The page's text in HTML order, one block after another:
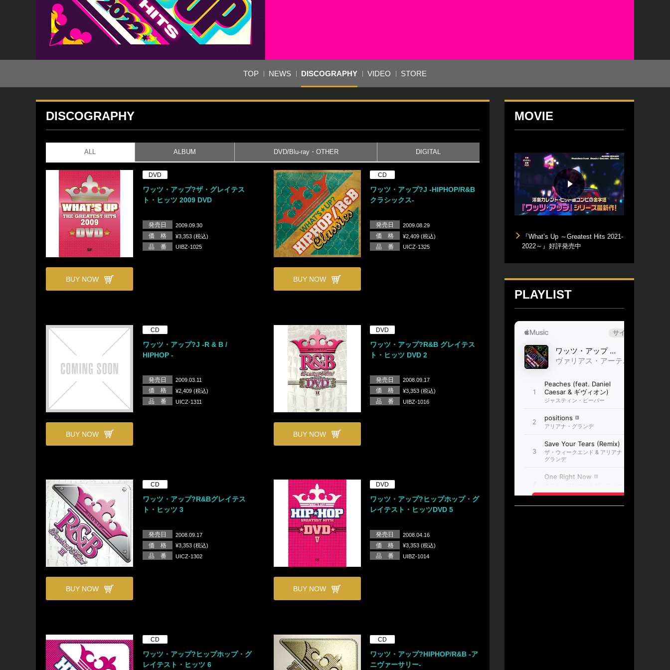
TOP NEWS DISCOGRAPHY VIDEO STORE
DISCOGRAPHY
ALL ALBUM DVD/Blu-ray・OTHER DIGITAL
BUY NOW
DVD
ワッツ・アップ?ザ・グレイテス
ト・ヒッツ 2009 DVD
発売日 2009.09.30
価 格 ¥3,353 (税込)
品 番 UIBZ-1025
BUY NOW
CD
ワッツ・アップ?J -HIPHOP/R&B
クラシックス-
発売日 2009.08.29
価 格 ¥2,409 (税込)
品 番 UICZ-1325
BUY NOW
CD
ワッツ・アップ?J -R & B /
HIPHOP -
発売日 2009.03.11
価 格 ¥2,409 (税込)
品 番 UICZ-1311
BUY NOW
DVD
ワッツ・アップ?R&B グレイテス
ト・ヒッツ DVD 2
発売日 2008.09.17
価 格 ¥3,353 (税込)
品 番 UIBZ-1016
BUY NOW
CD
ワッツ・アップ?R&Bグレイテス
ト・ヒッツ 3
発売日 2008.09.17
価 格 ¥3,353 (税込)
品 番 UICZ-1302
BUY NOW
DVD
ワッツ・アップ?ヒップホップ・グ
レイテスト・ヒッツDVD 5
発売日 2008.04.16
価 格 ¥3,353 (税込)
品 番 UIBZ-1014
CD
ワッツ・アップ?ヒップホップ・グ
レイテスト・ヒッツ 6
CD
ワッツ・アップ?HIPHOP/R&B -ア
ニヴァーサリー-
MOVIE
『What’s Up ～Greatest Hits 2021-
2022～』好評発売中
PLAYLIST